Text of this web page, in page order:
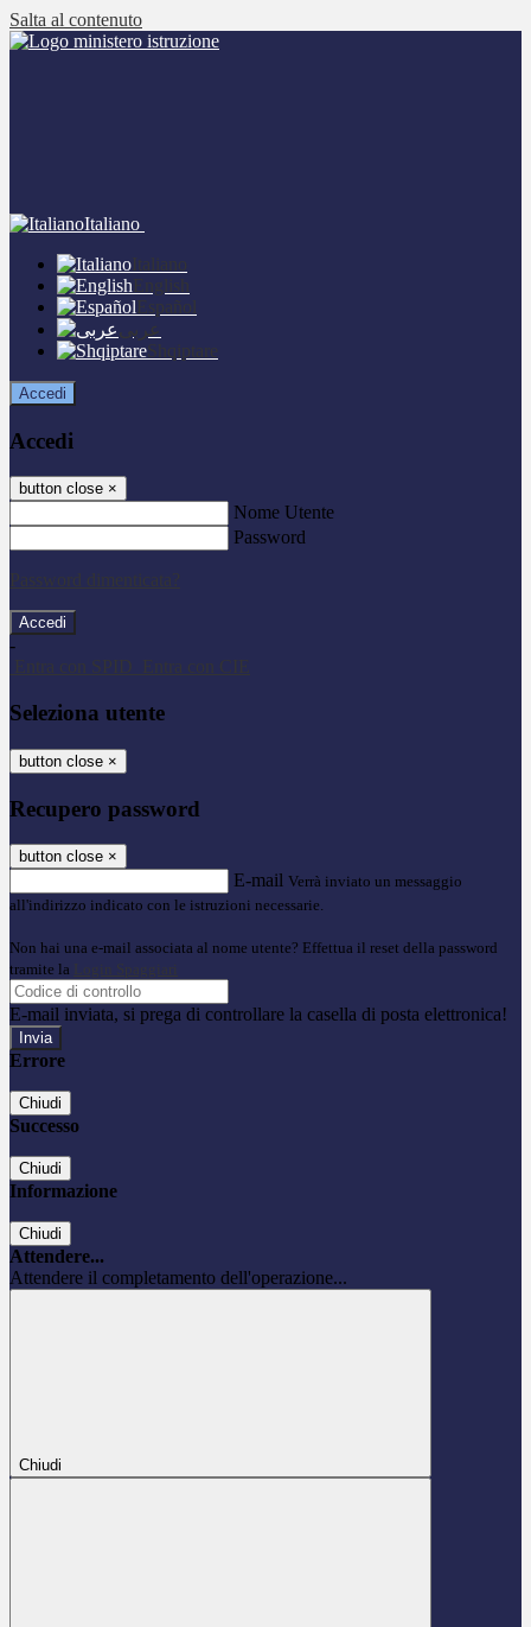
Salta al contenuto
Italiano
Italiano
English
Español
عربى
Shqiptare
Accedi
Accedi
button close ×
Nome Utente
Password
Password dimenticata?
-
Entra con SPID
Entra con CIE
Seleziona utente
button close ×
Recupero password
button close ×
E-mail Verrà inviato un messaggio
all'indirizzo indicato con le istruzioni necessarie.
Non hai una e-mail associata al nome utente? Effettua il reset della password
tramite la Login Spaggiari
E-mail inviata, si prega di controllare la casella di posta elettronica!
Errore
Chiudi
Successo
Chiudi
Informazione
Chiudi
Attendere...
Attendere il completamento dell'operazione...
Chiudi